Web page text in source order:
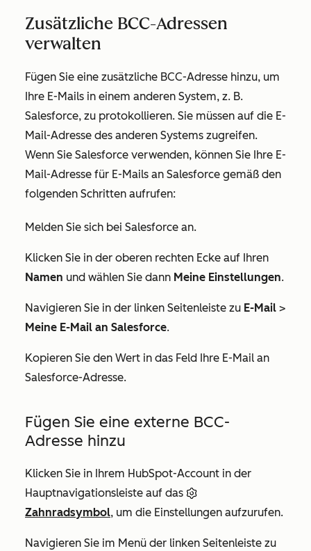
Zusätzliche BCC-Adressen
verwalten
Fügen Sie eine zusätzliche BCC-Adresse hinzu, um
Ihre E-Mails in einem anderen System, z. B.
Salesforce, zu protokollieren. Sie müssen auf die E-
Mail-Adresse des anderen Systems zugreifen.
Wenn Sie Salesforce verwenden, können Sie Ihre E-
Mail-Adresse für E-Mails an Salesforce gemäß den
folgenden Schritten aufrufen:
Melden Sie sich bei Salesforce an.
Klicken Sie in der oberen rechten Ecke auf Ihren
Namen und wählen Sie dann Meine Einstellungen.
Navigieren Sie in der linken Seitenleiste zu E-Mail >
Meine E-Mail an Salesforce.
Kopieren Sie den Wert in das Feld Ihre E-Mail an
Salesforce-Adresse.
Fügen Sie eine externe BCC-
Adresse hinzu
Klicken Sie in Ihrem HubSpot-Account in der
Hauptnavigationsleiste auf das
Zahnradsymbol, um die Einstellungen aufzurufen.
Navigieren Sie im Menü der linken Seitenleiste zu